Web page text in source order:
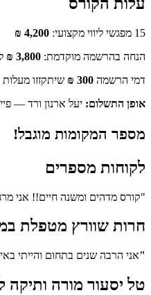
15 מפגשי ליווי מקצועי:
4,200 ₪
הנחה בהרשמה מוקדמת: 3,800 ₪
דמי הרשמה 300 ₪
שיתקזזו
אופן התשלום: יעל ארנון ורד — פייבוקס / ביט 052-3236186, או העברה בנקאית —
מספר המקומות מוגבל!
לקוחות מספרים
"קורס מדהים ומשנה חיים!! אני
חרות שוורץ מטפלת
"אני הרבה שנים בתחום והייתי
טל יסעור מורה ותיקה